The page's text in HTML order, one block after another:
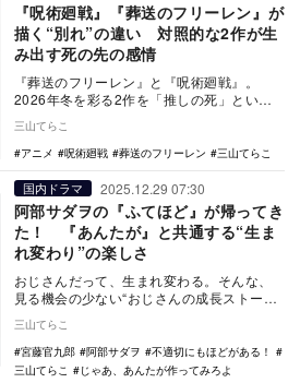
『呪術廻戦』『葬送のフリーレン』が
描く“別れ”の違い 対照的な2作が生
み出す死の先の感情
『葬送のフリーレン』と『呪術廻戦』。
2026年冬を彩る2作を「推しの死」という
描く前者と、…
三山てらこ
アニメ
呪術廻戦 葬送のフリーレン 三山てらこ
国内ドラマ 2025.12.29 07:30
阿部サダヲの『ふてほど』が帰ってき
た！ 『あんたが』と共通する“生ま
れ変わり”の楽しさ
おじさんだって、生まれ変わる。そんな、
見る機会の少ない“おじさんの成長ストーリ
送され…
三山てらこ
宮藤官九郎
阿部サダヲ
不適切にもほどがある！
三山てらこ
じゃあ、あんたが作ってみろよ